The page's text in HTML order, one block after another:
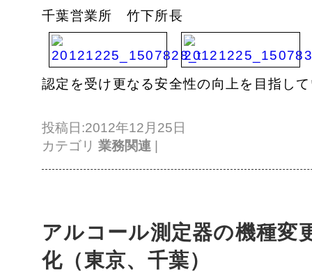
千葉営業所 竹下所長
認定を受け更なる安全性の向上を目指し
投稿日:2012年12月25日
カテゴリ 業務関連
アルコール測定器の機種変
化（東京、千葉）